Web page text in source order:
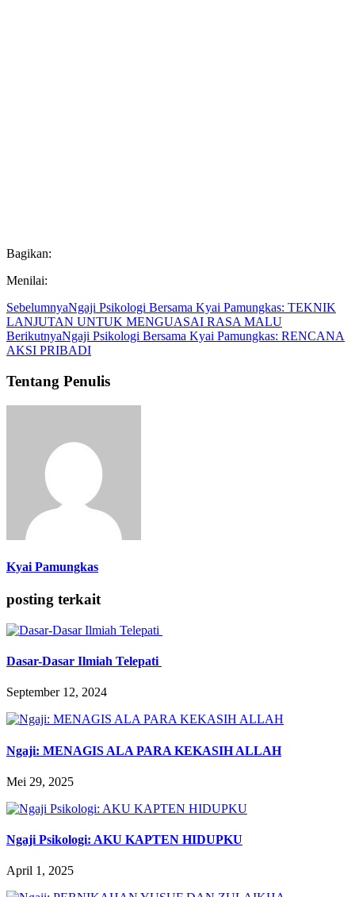
Bagikan:
Menilai:
SebelumnyaNgaji Psikologi Bersama Kyai Pamungkas: TEKNIK
LANJUTAN UNTUK MENGUASAI RASA MALU
BerikutnyaNgaji Psikologi Bersama Kyai Pamungkas: RENCANA
AKSI PRIBADI
Tentang Penulis
Kyai Pamungkas
posting terkait
Dasar-Dasar Ilmiah Telepati
September 12, 2024
Ngaji: MENAGIS ALA PARA KEKASIH ALLAH
Mei 29, 2025
Ngaji Psikologi: AKU KAPTEN HIDUPKU
April 1, 2025